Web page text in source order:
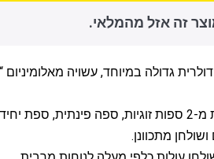
זה אזל מהמלאי.
גדולה במיוחד, עשויה מאלומיניום
המערכת מורכבת מ-2 ספות זוגיות, ספה
מתכוונן.